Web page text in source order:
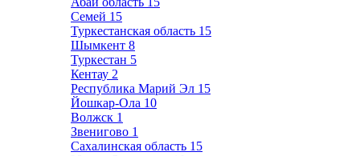
Семей 15
Туркестанская область 15
Шымкент 8
Туркестан 5
Кентау 2
Республика Марий Эл 15
Йошкар-Ола 10
Волжск 1
Звенигово 1
Сахалинская область 15